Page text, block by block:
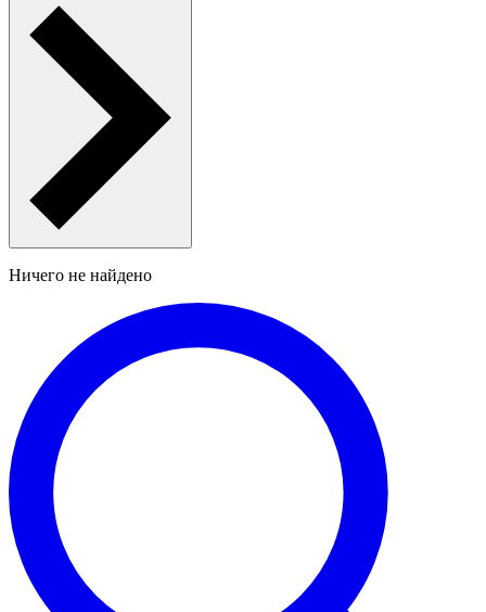
Ничего не найдено